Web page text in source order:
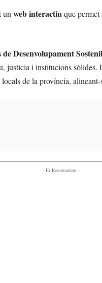
unweb interactiuque
Desenvolupament
justícia i institucions
de la província,
- Et Recomanem -